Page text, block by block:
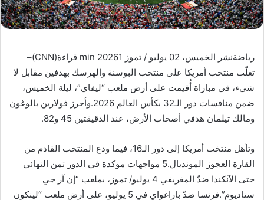
رياضةنشر الخميس، 02 يوليو / تموز 20261 min قراءة(CNN)–
تغلّب منتخب أمريكا على منتخب البوسنة والهرسك بهدفين مقابل لا
شيء، في مباراة أُقيمت على أرض ملعب “ليفاي”، ليلة الخميس،
ضمن منافسات دور الـ32 بكأس العالم 2026.وأحرز فولارين بالوغون
ومالك تيلمان هدفي أصحاب الأرض، عند الدقيقتين 45 و82.
وتأهل منتخب أمريكا إلى دور الـ16، فيما ودع المنتخب القادم من
القارة العجوز المونديال.5 مواجهات مؤكدة في الدور ثمن النهائي
حتى الآنكندا ضدّ المغربفي 4 يوليو/ تموز، بملعب “إن آر جي
ستاديوم”.فرنسا ضدّ باراغواي في 5 يوليو، على أرض ملعب “لينكون